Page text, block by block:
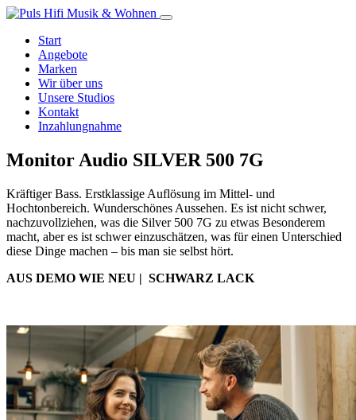
Start
Angebote
Marken
Wir über uns
Unsere Studios
Kontakt
Inzahlungnahme
Monitor Audio SILVER 500 7G
Kräftiger Bass. Erstklassige Auflösung im Mittel- und
Hochtonbereich. Wunderschönes Aussehen. Es ist nicht schwer,
nachzuvollziehen, was die Silver 500 7G zu etwas Besonderem
macht, aber es ist schwer einzuschätzen, was für einen Unterschied
diese Dinge machen – bis man sie selbst hört.
AUS DEMO WIE NEU | SCHWARZ LACK